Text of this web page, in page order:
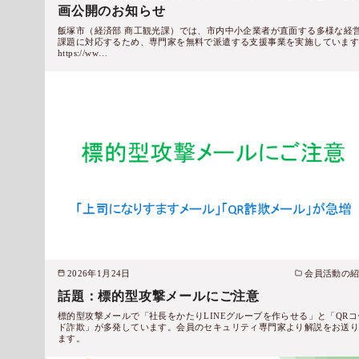
画公開のお知らせ
飯塚市（経済部 商工観光課）では、市内中小企業者が直面する多様な経
課題に対応するため、専門家を無料で派遣する支援事業を実施しています
https://ww…
2026年1月24日 会員活動の
話題：標的型攻撃メールにご注意
標的型攻撃メールで「社長をかたりLINEグループを作らせる」と「QRコ
ド詐欺」が多発しています。会員のセキュリティ専門家より解説をお送り
ます。